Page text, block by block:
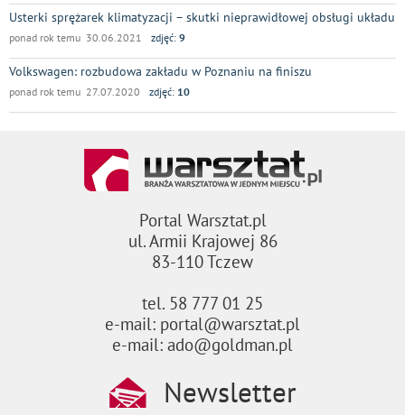
Usterki sprężarek klimatyzacji – skutki nieprawidłowej obsługi układu
ponad rok temu 30.06.2021 zdjęć: 9
Volkswagen: rozbudowa zakładu w Poznaniu na finiszu
ponad rok temu 27.07.2020 zdjęć: 10
Portal Warsztat.pl
ul. Armii Krajowej 86
83-110 Tczew
tel. 58 777 01 25
e-mail: portal@warsztat.pl
e-mail: ado@goldman.pl
Newsletter